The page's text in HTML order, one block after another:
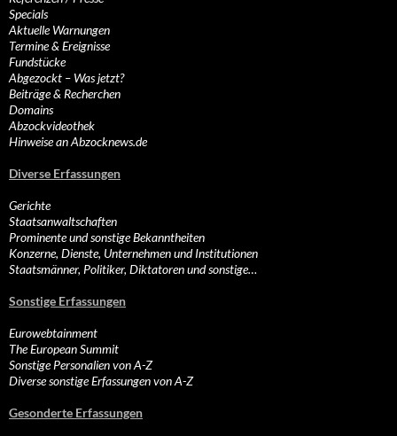
Specials
Aktuelle Warnungen
Termine & Ereignisse
Fundstücke
Abgezockt – Was jetzt?
Beiträge & Recherchen
Domains
Abzockvideothek
Hinweise an Abzocknews.de
Diverse Erfassungen
Gerichte
Staatsanwaltschaften
Prominente und sonstige Bekanntheiten
Konzerne, Dienste, Unternehmen und Institutionen
Staatsmänner, Politiker, Diktatoren und sonstige…
Sonstige Erfassungen
Eurowebtainment
The European Summit
Sonstige Personalien von A-Z
Diverse sonstige Erfassungen von A-Z
Gesonderte Erfassungen